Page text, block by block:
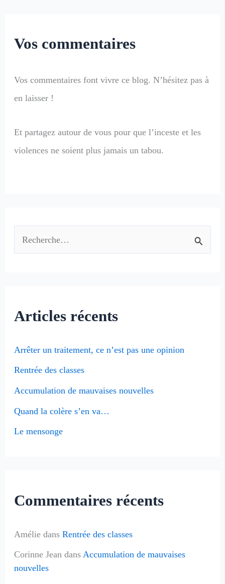
Vos commentaires
Vos commentaires font vivre ce blog. N’hésitez pas à
en laisser !
Et partagez autour de vous pour que l’inceste et les
violences ne soient plus jamais un tabou.
e
c
h
e
r
Articles récents
Arrêter un traitement, ce n’est pas une opinion
Rentrée des classes
Accumulation de mauvaises nouvelles
Quand la colère s’en va…
Le mensonge
Commentaires récents
Amélie dansRentrée des classes
Corinne Jean dansAccumulation de mauvaises
nouvelles